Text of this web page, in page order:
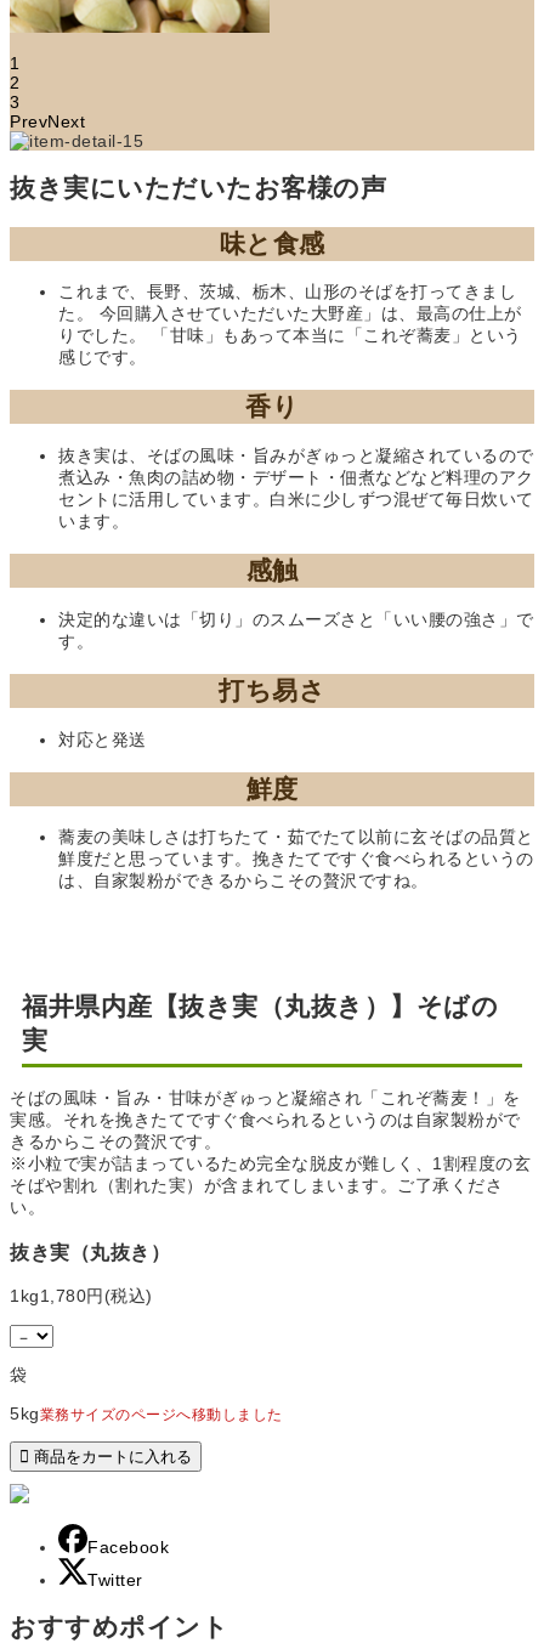
1
2
3
PrevNext
抜き実にいただいたお客様の声
味と食感
これまで、長野、茨城、栃木、山形のそばを打ってきまし
た。 今回購入させていただいた大野産」は、最高の仕上が
りでした。 「甘味」もあって本当に「これぞ蕎麦」という
感じです。
香り
抜き実は、そばの風味・旨みがぎゅっと凝縮されているので
煮込み・魚肉の詰め物・デザート・佃煮などなど料理のアク
セントに活用しています。白米に少しずつ混ぜて毎日炊いて
います。
感触
決定的な違いは「切り」のスムーズさと「いい腰の強さ」で
す。
打ち易さ
対応と発送
鮮度
蕎麦の美味しさは打ちたて・茹でたて以前に玄そばの品質と
鮮度だと思っています。挽きたてですぐ食べられるというの
は、自家製粉ができるからこその贅沢ですね。
福井県内産【抜き実（丸抜き）】そばの
実
そばの風味・旨み・甘味がぎゅっと凝縮され「これぞ蕎麦！」を
実感。それを挽きたてですぐ食べられるというのは自家製粉がで
きるからこその贅沢です。
※小粒で実が詰まっているため完全な脱皮が難しく、1割程度の玄
そばや割れ（割れた実）が含まれてしまいます。ご了承くださ
い。
抜き実（丸抜き）
1kg1,780円(税込)
袋
5kg業務サイズのページへ移動しました
Facebook
Twitter
おすすめポイント